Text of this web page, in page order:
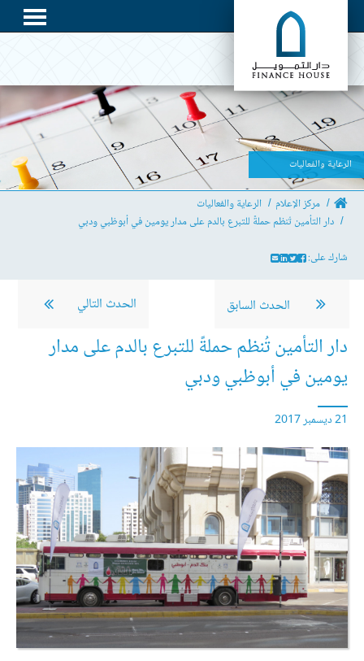
الرعاية والفعاليات
مركز الإعلام
الرعاية والفعاليات
دار التأمين تُنظم حملةً للتبرع بالدم على مدار يومين في أبوظبي ودبي
شارك على:
الحدث السابق الحدث التالي
دار التأمين تُنظم حملةً للتبرع بالدم على مدار
يومين في أبوظبي ودبي
21 ديسمبر 2017